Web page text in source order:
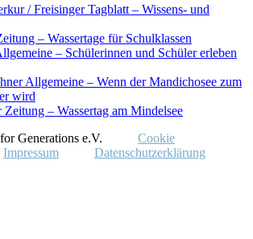
/ Freisinger Tagblatt – Wissens- und
– Wassertage für Schulklassen
– Schülerinnen und Schüler erleben
Allgemeine – Wenn der Mandichosee zum
wird
– Wassertag am Mindelsee
Generations e.V.
Cookie
Impressum Datenschutzerklärung